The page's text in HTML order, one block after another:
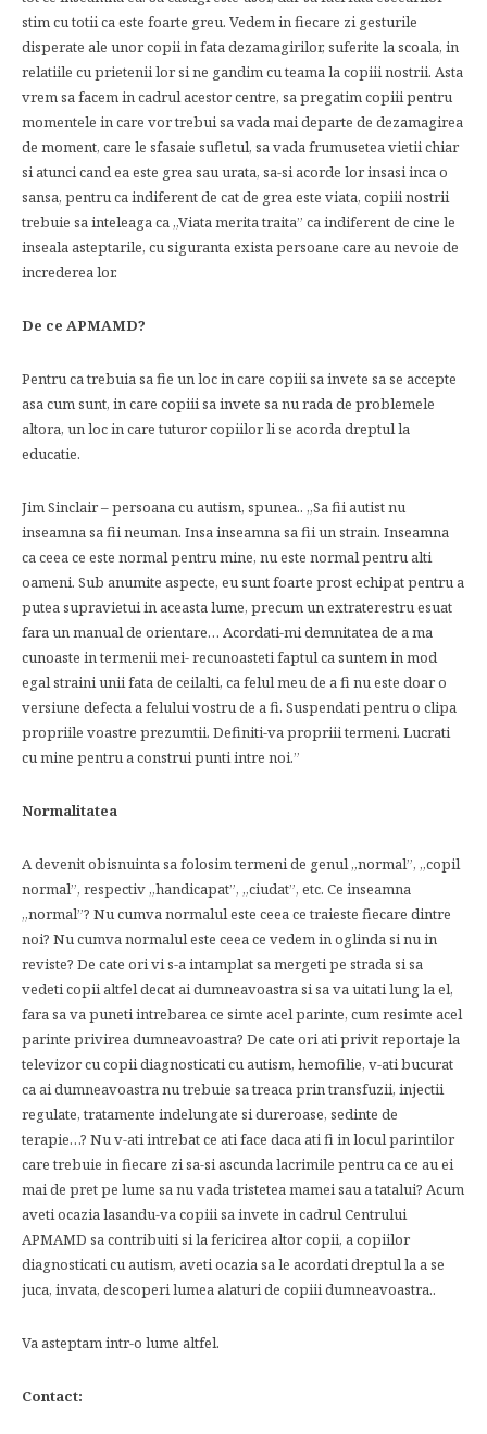
stim cu totii ca este foarte greu. Vedem in fiecare zi gesturile
disperate ale unor copii in fata dezamagirilor, suferite la scoala, in
relatiile cu prietenii lor si ne gandim cu teama la copiii nostrii. Asta
vrem sa facem in cadrul acestor centre, sa pregatim copiii pentru
momentele in care vor trebui sa vada mai departe de dezamagirea
de moment, care le sfasaie sufletul, sa vada frumusetea vietii chiar
si atunci cand ea este grea sau urata, sa-si acorde lor insasi inca o
sansa, pentru ca indiferent de cat de grea este viata, copiii nostrii
trebuie sa inteleaga ca „Viata merita traita” ca indiferent de cine le
inseala asteptarile, cu siguranta exista persoane care au nevoie de
increderea lor.
De ce APMAMD?
Pentru ca trebuia sa fie un loc in care copiii sa invete sa se accepte
asa cum sunt, in care copiii sa invete sa nu rada de problemele
altora, un loc in care tuturor copiilor li se acorda dreptul la
educatie.
Jim Sinclair – persoana cu autism, spunea.. „Sa fii autist nu
inseamna sa fii neuman. Insa inseamna sa fii un strain. Inseamna
ca ceea ce este normal pentru mine, nu este normal pentru alti
oameni. Sub anumite aspecte, eu sunt foarte prost echipat pentru a
putea supravietui in aceasta lume, precum un extraterestru esuat
fara un manual de orientare… Acordati-mi demnitatea de a ma
cunoaste in termenii mei- recunoasteti faptul ca suntem in mod
egal straini unii fata de ceilalti, ca felul meu de a fi nu este doar o
versiune defecta a felului vostru de a fi. Suspendati pentru o clipa
propriile voastre prezumtii. Definiti-va propriii termeni. Lucrati
cu mine pentru a construi punti intre noi.”
Normalitatea
A devenit obisnuinta sa folosim termeni de genul „normal”, „copil
normal”, respectiv „handicapat”, „ciudat”, etc. Ce inseamna
„normal”? Nu cumva normalul este ceea ce traieste fiecare dintre
noi? Nu cumva normalul este ceea ce vedem in oglinda si nu in
reviste? De cate ori vi s-a intamplat sa mergeti pe strada si sa
vedeti copii altfel decat ai dumneavoastra si sa va uitati lung la el,
fara sa va puneti intrebarea ce simte acel parinte, cum resimte acel
parinte privirea dumneavoastra? De cate ori ati privit reportaje la
televizor cu copii diagnosticati cu autism, hemofilie, v-ati bucurat
ca ai dumneavoastra nu trebuie sa treaca prin transfuzii, injectii
regulate, tratamente indelungate si dureroase, sedinte de
terapie…? Nu v-ati intrebat ce ati face daca ati fi in locul parintilor
care trebuie in fiecare zi sa-si ascunda lacrimile pentru ca ce au ei
mai de pret pe lume sa nu vada tristetea mamei sau a tatalui? Acum
aveti ocazia lasandu-va copiii sa invete in cadrul Centrului
APMAMD sa contribuiti si la fericirea altor copii, a copiilor
diagnosticati cu autism, aveti ocazia sa le acordati dreptul la a se
juca, invata, descoperi lumea alaturi de copiii dumneavoastra..
Va asteptam intr-o lume altfel.
Contact: